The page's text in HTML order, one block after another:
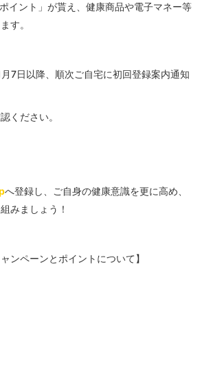
イント」が貰え、健康商品や電子マネー等
す。
7日以降、順次ご自宅に初回登録案内通知
ください。
へ登録し、ご自身の健康意識を更に高め、
みましょう！
ンペーンとポイントについて】